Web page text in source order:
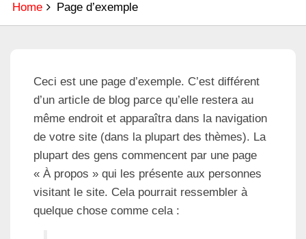
Home Page d’exemple
Ceci est une page d’exemple. C’est différent
d’un article de blog parce qu’elle restera au
même endroit et apparaîtra dans la navigation
de votre site (dans la plupart des thèmes). La
plupart des gens commencent par une page
« À propos » qui les présente aux personnes
visitant le site. Cela pourrait ressembler à
quelque chose comme cela :